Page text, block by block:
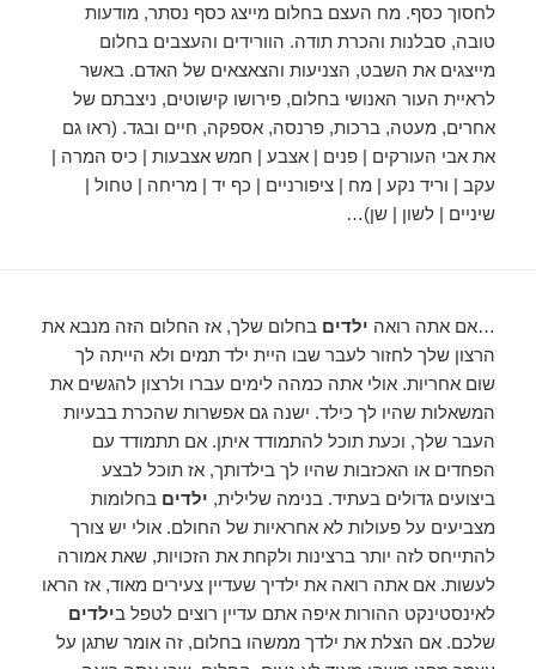
לחסוך כסף. מח העצם בחלום מייצג כסף נסתר, מודעות
טובה, סבלנות והכרת תודה. הוורידים והעצבים בחלום
מייצגים את השבט, הצניעות והצאצאים של האדם. באשר
לראיית העור האנושי בחלום, פירושו קישוטים, ניצבתם של
אחרים, מעטה, ברכות, פרנסה, אספקה, חיים ובגד. (ראו גם
את אבי העורקים | פנים | אצבע | חמש אצבעות | כיס המרה |
עקב | וריד נקע | מח | ציפורניים | כף יד | מריחה | טחול |
שיניים | לשון | שן)…
…אם אתה רואה ילדים בחלום שלך, אז החלום הזה מנבא את
הרצון שלך לחזור לעבר שבו היית ילד תמים ולא הייתה לך
שום אחריות. אולי אתה כמהה לימים עברו ולרצון להגשים את
המשאלות שהיו לך כילד. ישנה גם אפשרות שהכרת בבעיות
העבר שלך, וכעת תוכל להתמודד איתן. אם תתמודד עם
הפחדים או האכזבות שהיו לך בילדותך, אז תוכל לבצע
ביצועים גדולים בעתיד. בנימה שלילית, ילדים בחלומות
מצביעים על פעולות לא אחראיות של החולם. אולי יש צורך
להתייחס לזה יותר ברצינות ולקחת את הזכויות, שאת אמורה
לעשות. אם אתה רואה את ילדיך שעדיין צעירים מאוד, אז הראו
לאינסטינקט ההורות איפה אתם עדיין רוצים לטפל בילדים
שלכם. אם הצלת את ילדך ממשהו בחלום, זה אומר שתגן על